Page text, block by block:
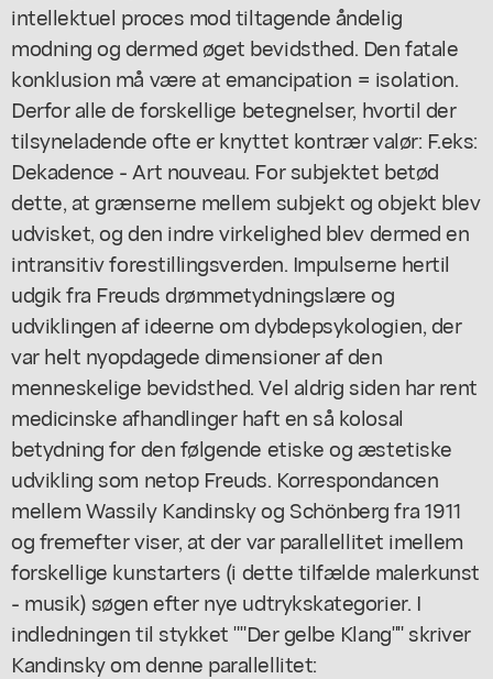
intellektuel proces mod tiltagende åndelig
modning og dermed øget bevidsthed. Den fatale
konklusion må være at emancipation = isolation.
Derfor alle de forskellige betegnelser, hvortil der
tilsyneladende ofte er knyttet kontrær valør: F.eks:
Dekadence - Art nouveau. For subjektet betød
dette, at grænserne mellem subjekt og objekt blev
udvisket, og den indre virkelighed blev dermed en
intransitiv forestillingsverden. Impulserne hertil
udgik fra Freuds drømmetydningslære og
udviklingen af ideerne om dybdepsykologien, der
var helt nyopdagede dimensioner af den
menneskelige bevidsthed. Vel aldrig siden har rent
medicinske afhandlinger haft en så kolosal
betydning for den følgende etiske og æstetiske
udvikling som netop Freuds. Korrespondancen
mellem Wassily Kandinsky og Schönberg fra 1911
og fremefter viser, at der var parallellitet imellem
forskellige kunstarters (i dette tilfælde malerkunst
- musik) søgen efter nye udtrykskategorier. I
indledningen til stykket ""Der gelbe Klang"" skriver
Kandinsky om denne parallellitet: